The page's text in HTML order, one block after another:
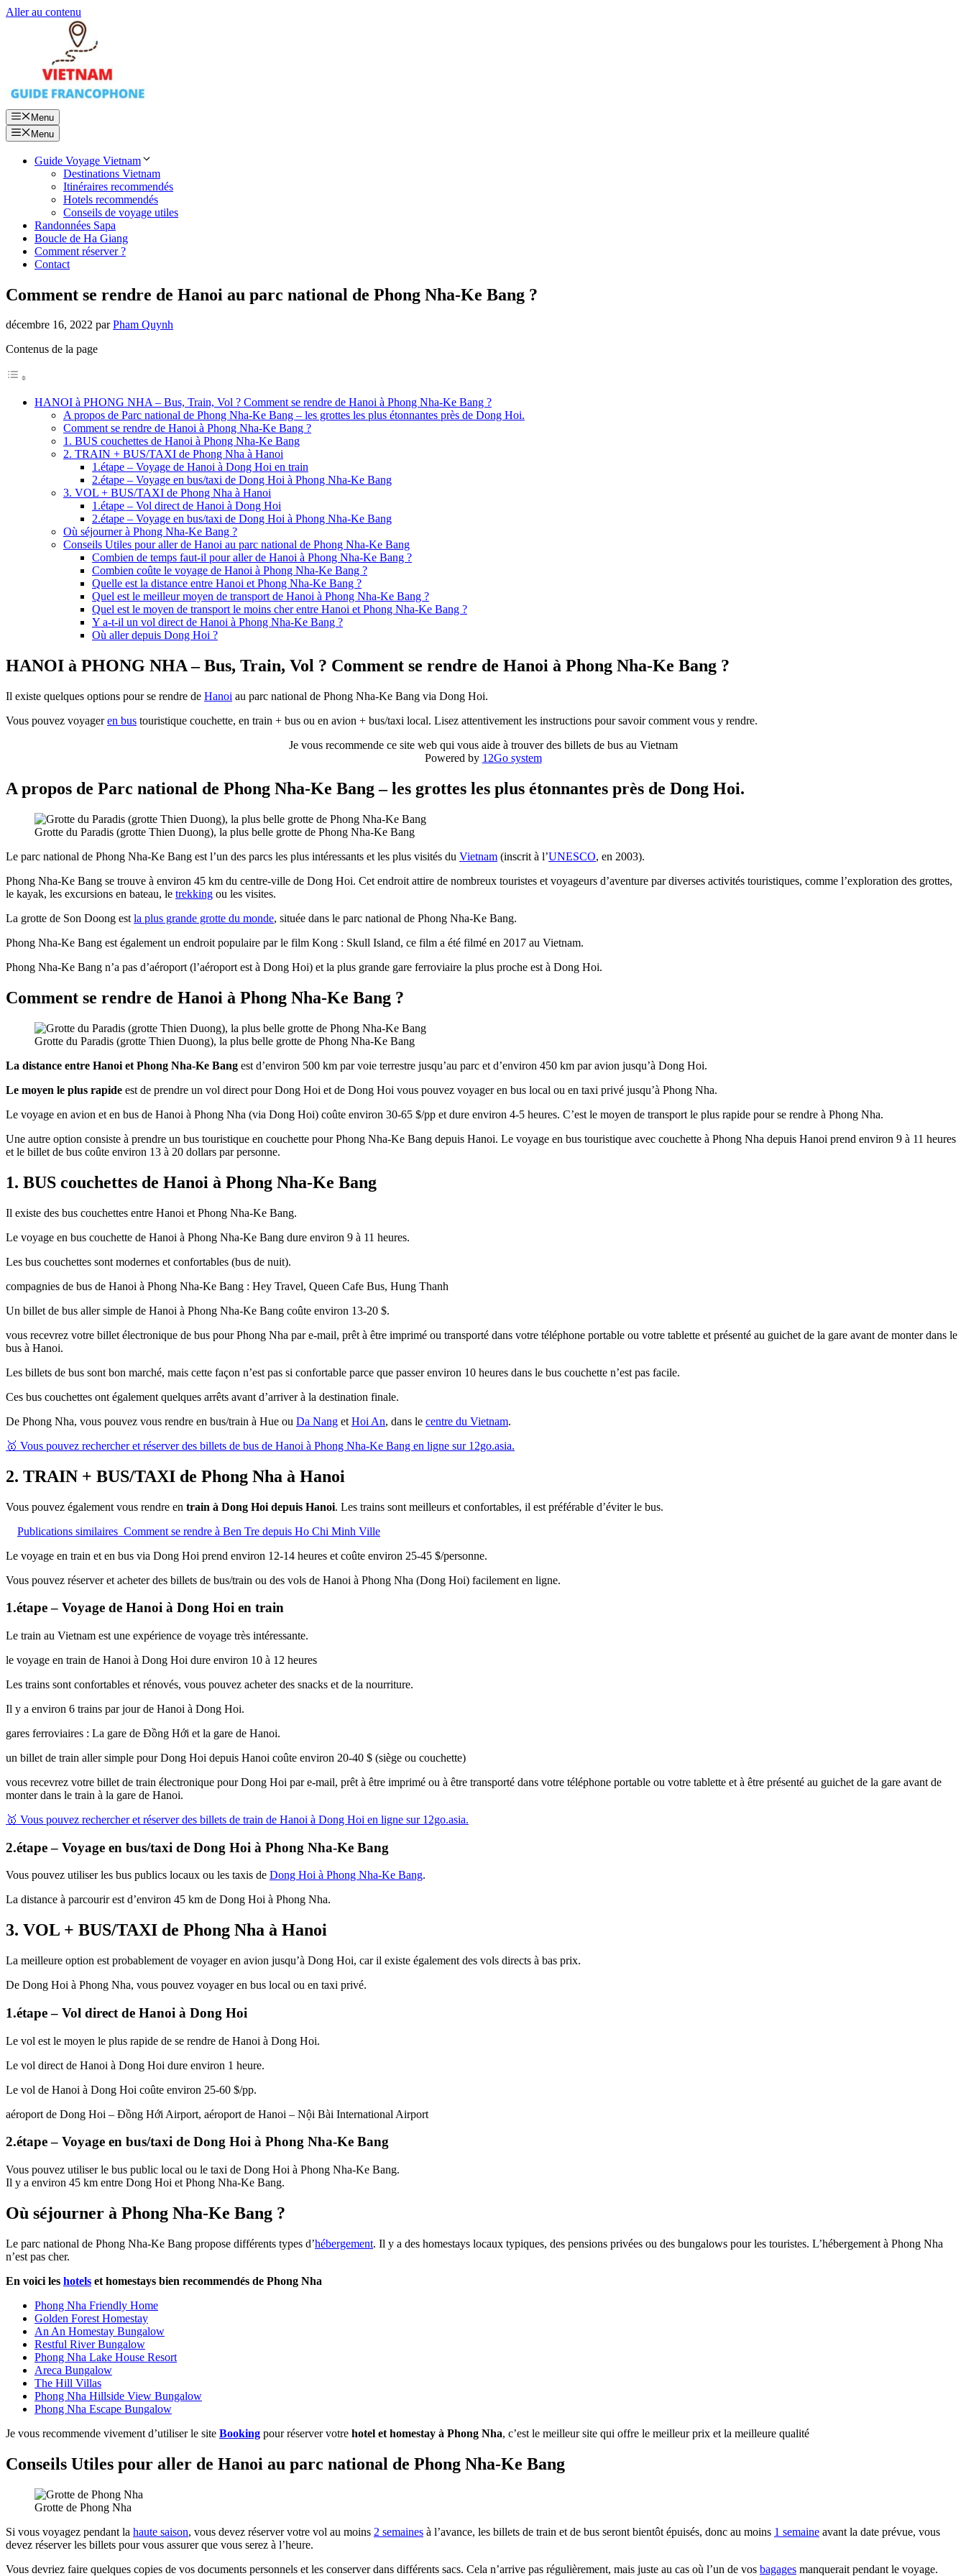
Aller au contenu
Menu
Menu
Guide Voyage Vietnam
Destinations Vietnam
Itinéraires recommendés
Hotels recommendés
Conseils de voyage utiles
Randonnées Sapa
Boucle de Ha Giang
Comment réserver ?
Contact
Comment se rendre de Hanoi au parc national de Phong Nha-Ke Bang ?
décembre 16, 2022 parPham Quynh
Contenus de la page
HANOI à PHONG NHA – Bus, Train, Vol ? Comment se rendre de Hanoi à Phong Nha-Ke Bang ?
A propos de Parc national de Phong Nha-Ke Bang – les grottes les plus étonnantes près de Dong Hoi.
Comment se rendre de Hanoi à Phong Nha-Ke Bang ?
1. BUS couchettes de Hanoi à Phong Nha-Ke Bang
2. TRAIN + BUS/TAXI de Phong Nha à Hanoi
1.étape – Voyage de Hanoi à Dong Hoi en train
2.étape – Voyage en bus/taxi de Dong Hoi à Phong Nha-Ke Bang
3. VOL + BUS/TAXI de Phong Nha à Hanoi
1.étape – Vol direct de Hanoi à Dong Hoi
2.étape – Voyage en bus/taxi de Dong Hoi à Phong Nha-Ke Bang
Où séjourner à Phong Nha-Ke Bang ?
Conseils Utiles pour aller de Hanoi au parc national de Phong Nha-Ke Bang
Combien de temps faut-il pour aller de Hanoi à Phong Nha-Ke Bang ?
Combien coûte le voyage de Hanoi à Phong Nha-Ke Bang ?
Quelle est la distance entre Hanoi et Phong Nha-Ke Bang ?
Quel est le meilleur moyen de transport de Hanoi à Phong Nha-Ke Bang ?
Quel est le moyen de transport le moins cher entre Hanoi et Phong Nha-Ke Bang ?
Y a-t-il un vol direct de Hanoi à Phong Nha-Ke Bang ?
Où aller depuis Dong Hoi ?
HANOI à PHONG NHA – Bus, Train, Vol ? Comment se rendre de Hanoi à Phong Nha-Ke Bang ?
Il existe quelques options pour se rendre de Hanoi au parc national de Phong Nha-Ke Bang via Dong Hoi.
Vous pouvez voyageren bus touristique couchette, en train + bus ou en avion + bus/taxi local. Lisez attentivement les instructions pour savoir comment vous y rendre.
Je vous recommende ce site web qui vous aide à trouver des billets de bus au Vietnam
Powered by 12Go system
A propos de Parc national de Phong Nha-Ke Bang – les grottes les plus étonnantes près de Dong Hoi.
Grotte du Paradis (grotte Thien Duong), la plus belle grotte de Phong Nha-Ke Bang
Le parc national de Phong Nha-Ke Bang est l’un des parcs les plus intéressants et les plus visités du Vietnam (inscrit à l’UNESCO, en 2003).
Phong Nha-Ke Bang se trouve à environ 45 km du centre-ville de Dong Hoi. Cet endroit attire de nombreux touristes et voyageurs d’aventure par diverses activités touristiques, comme l’exploration des grottes,
le kayak, les excursions en bateau, le trekking ou les visites.
La grotte de Son Doong est la plus grande grotte du monde, située dans le parc national de Phong Nha-Ke Bang.
Phong Nha-Ke Bang est également un endroit populaire par le film Kong : Skull Island, ce film a été filmé en 2017 au Vietnam.
Phong Nha-Ke Bang n’a pas d’aéroport (l’aéroport est à Dong Hoi) et la plus grande gare ferroviaire la plus proche est à Dong Hoi.
Comment se rendre de Hanoi à Phong Nha-Ke Bang ?
Grotte du Paradis (grotte Thien Duong), la plus belle grotte de Phong Nha-Ke Bang
La distance entre Hanoi et Phong Nha-Ke Bang est d’environ 500 km par voie terrestre jusqu’au parc et d’environ 450 km par avion jusqu’à Dong Hoi.
Le moyen le plus rapide est de prendre un vol direct pour Dong Hoi et de Dong Hoi vous pouvez voyager en bus local ou en taxi privé jusqu’à Phong Nha.
Le voyage en avion et en bus de Hanoi à Phong Nha (via Dong Hoi) coûte environ 30-65 $/pp et dure environ 4-5 heures. C’est le moyen de transport le plus rapide pour se rendre à Phong Nha.
Une autre option consiste à prendre un bus touristique en couchette pour Phong Nha-Ke Bang depuis Hanoi. Le voyage en bus touristique avec couchette à Phong Nha depuis Hanoi prend environ 9 à 11 heures
et le billet de bus coûte environ 13 à 20 dollars par personne.
1. BUS couchettes de Hanoi à Phong Nha-Ke Bang
Il existe des bus couchettes entre Hanoi et Phong Nha-Ke Bang.
Le voyage en bus couchette de Hanoi à Phong Nha-Ke Bang dure environ 9 à 11 heures.
Les bus couchettes sont modernes et confortables (bus de nuit).
compagnies de bus de Hanoi à Phong Nha-Ke Bang : Hey Travel, Queen Cafe Bus, Hung Thanh
Un billet de bus aller simple de Hanoi à Phong Nha-Ke Bang coûte environ 13-20 $.
vous recevrez votre billet électronique de bus pour Phong Nha par e-mail, prêt à être imprimé ou transporté dans votre téléphone portable ou votre tablette et présenté au guichet de la gare avant de monter dans le
bus à Hanoi.
Les billets de bus sont bon marché, mais cette façon n’est pas si confortable parce que passer environ 10 heures dans le bus couchette n’est pas facile.
Ces bus couchettes ont également quelques arrêts avant d’arriver à la destination finale.
De Phong Nha, vous pouvez vous rendre en bus/train à Hue ou Da Nang et Hoi An, dans le centre du Vietnam.
🥇 Vous pouvez rechercher et réserver des billets de bus de Hanoi à Phong Nha-Ke Bang en ligne sur 12go.asia.
2. TRAIN + BUS/TAXI de Phong Nha à Hanoi
Vous pouvez également vous rendre en train à Dong Hoi depuis Hanoi. Les trains sont meilleurs et confortables, il est préférable d’éviter le bus.
Publications similaires Comment se rendre à Ben Tre depuis Ho Chi Minh Ville
Le voyage en train et en bus via Dong Hoi prend environ 12-14 heures et coûte environ 25-45 $/personne.
Vous pouvez réserver et acheter des billets de bus/train ou des vols de Hanoi à Phong Nha (Dong Hoi) facilement en ligne.
1.étape – Voyage de Hanoi à Dong Hoi en train
Le train au Vietnam est une expérience de voyage très intéressante.
le voyage en train de Hanoi à Dong Hoi dure environ 10 à 12 heures
Les trains sont confortables et rénovés, vous pouvez acheter des snacks et de la nourriture.
Il y a environ 6 trains par jour de Hanoi à Dong Hoi.
gares ferroviaires : La gare de Đồng Hới et la gare de Hanoi.
un billet de train aller simple pour Dong Hoi depuis Hanoi coûte environ 20-40 $ (siège ou couchette)
vous recevrez votre billet de train électronique pour Dong Hoi par e-mail, prêt à être imprimé ou à être transporté dans votre téléphone portable ou votre tablette et à être présenté au guichet de la gare avant de
monter dans le train à la gare de Hanoi.
🥇 Vous pouvez rechercher et réserver des billets de train de Hanoi à Dong Hoi en ligne sur 12go.asia.
2.étape – Voyage en bus/taxi de Dong Hoi à Phong Nha-Ke Bang
Vous pouvez utiliser les bus publics locaux ou les taxis de Dong Hoi à Phong Nha-Ke Bang.
La distance à parcourir est d’environ 45 km de Dong Hoi à Phong Nha.
3. VOL + BUS/TAXI de Phong Nha à Hanoi
La meilleure option est probablement de voyager en avion jusqu’à Dong Hoi, car il existe également des vols directs à bas prix.
De Dong Hoi à Phong Nha, vous pouvez voyager en bus local ou en taxi privé.
1.étape – Vol direct de Hanoi à Dong Hoi
Le vol est le moyen le plus rapide de se rendre de Hanoi à Dong Hoi.
Le vol direct de Hanoi à Dong Hoi dure environ 1 heure.
Le vol de Hanoi à Dong Hoi coûte environ 25-60 $/pp.
aéroport de Dong Hoi – Đồng Hới Airport, aéroport de Hanoi – Nội Bài International Airport
2.étape – Voyage en bus/taxi de Dong Hoi à Phong Nha-Ke Bang
Vous pouvez utiliser le bus public local ou le taxi de Dong Hoi à Phong Nha-Ke Bang.
Il y a environ 45 km entre Dong Hoi et Phong Nha-Ke Bang.
Où séjourner à Phong Nha-Ke Bang ?
Le parc national de Phong Nha-Ke Bang propose différents types d’hébergement. Il y a des homestays locaux typiques, des pensions privées ou des bungalows pour les touristes. L’hébergement à Phong Nha
n’est pas cher.
En voici les hotels et homestays bien recommendés de Phong Nha
Phong Nha Friendly Home
Golden Forest Homestay
An An Homestay Bungalow
Restful River Bungalow
Phong Nha Lake House Resort
Areca Bungalow
The Hill Villas
Phong Nha Hillside View Bungalow
Phong Nha Escape Bungalow
Je vous recommende vivement d’utiliser le site Booking pour réserver votre hotel et homestay à Phong Nha, c’est le meilleur site qui offre le meilleur prix et la meilleure qualité
Conseils Utiles pour aller de Hanoi au parc national de Phong Nha-Ke Bang
Grotte de Phong Nha
Si vous voyagez pendant la haute saison, vous devez réserver votre vol au moins 2 semaines à l’avance, les billets de train et de bus seront bientôt épuisés, donc au moins 1 semaine avant la date prévue, vous
devez réserver les billets pour vous assurer que vous serez à l’heure.
Vous devriez faire quelques copies de vos documents personnels et les conserver dans différents sacs. Cela n’arrive pas régulièrement, mais juste au cas où l’un de vos bagages manquerait pendant le voyage.